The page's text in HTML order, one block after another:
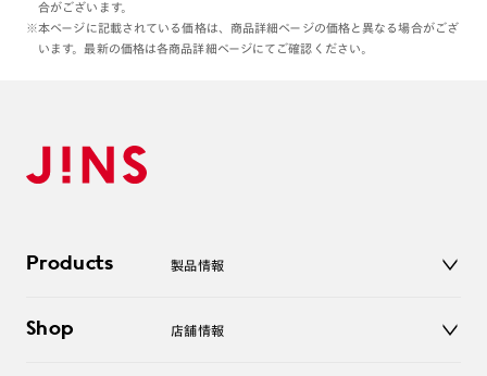
合がございます。
※本ページに記載されている価格は、商品詳細ページの価格と異なる場合がござ
います。最新の価格は各商品詳細ページにてご確認ください。
Products 製品情報
サングラス
Shop 店舗情報